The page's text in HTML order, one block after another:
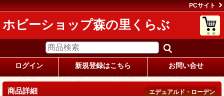
PCサイト
ホビーショップ森の里くらぶ
ログイン 新規登録はこちら お問い合せ
商品詳細 エデュアルド・ローデン